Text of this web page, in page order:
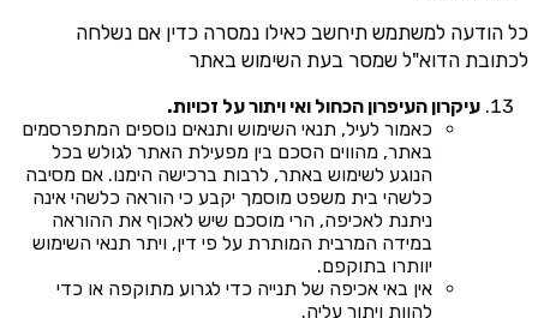
כל הודעה למשתמש תיחשב כאילו נמסרה כדין אם נשלחה
לכתובת הדוא"ל שמסר בעת השימוש באתר
עיקרון העיפרון הכחול ואי ויתור על זכויות.
כאמור לעיל, תנאי השימוש ותנאים נוספים המתפרסמים
באתר, מהווים הסכם בין מפעילת האתר לגולש בכל
הנוגע לשימוש באתר, לרבות ברכישה הימנו. אם מסיבה
כלשהי בית משפט מוסמך יקבע כי הוראה כלשהי אינה
ניתנת לאכיפה, הרי מוסכם שיש לאכוף את ההוראה
במידה המרבית המותרת על פי דין, ויתר תנאי השימוש
יוותרו בתוקפם.
אין באי אכיפה של תנייה כדי לגרוע מתוקפה או כדי
להוות ויתור עליה.